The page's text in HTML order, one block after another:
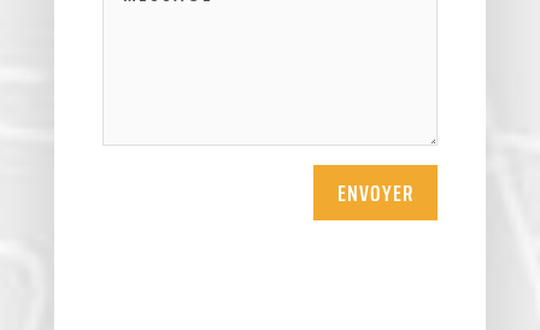
ENVOYER